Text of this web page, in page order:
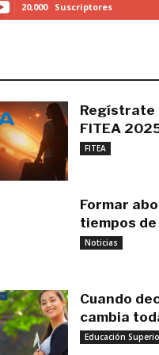
20,000 Suscriptores
Regístrate
FITEA
FITEA
Formar
tiempos de
Noticias
Cuando
cambia
Educación